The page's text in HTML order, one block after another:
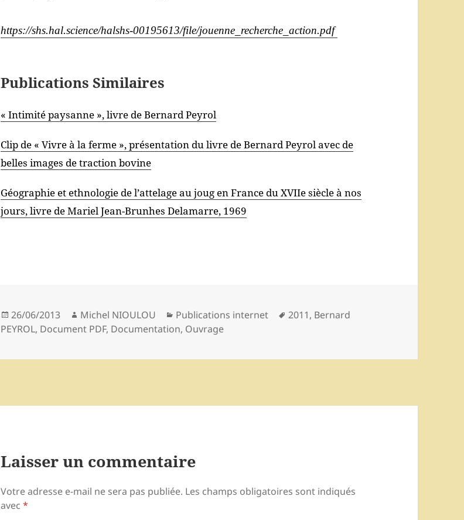
https://shs.hal.science/halshs-00195613/file/jouenne_recherche_action.pdf
Publications Similaires
« Intimité paysanne », livre de Bernard Peyrol
Clip de « Vivre à la ferme », présentation du livre de Bernard Peyrol avec de
belles images de traction bovine
Géographie et ethnologie de l’attelage au joug en France du XVIIe siècle à nos
jours, livre de Mariel Jean-Brunhes Delamarre, 1969
Publié
le
26/06/2013 Auteur
Michel NIOULOU Catégories
Publications internet
Mots-
2011, Bernard
PEYROL, Document PDF, Documentation, Ouvrage
Laisser un commentaire
Votre adresse e-mail ne sera pas publiée. Les champs obligatoires sont indiqués
avec*